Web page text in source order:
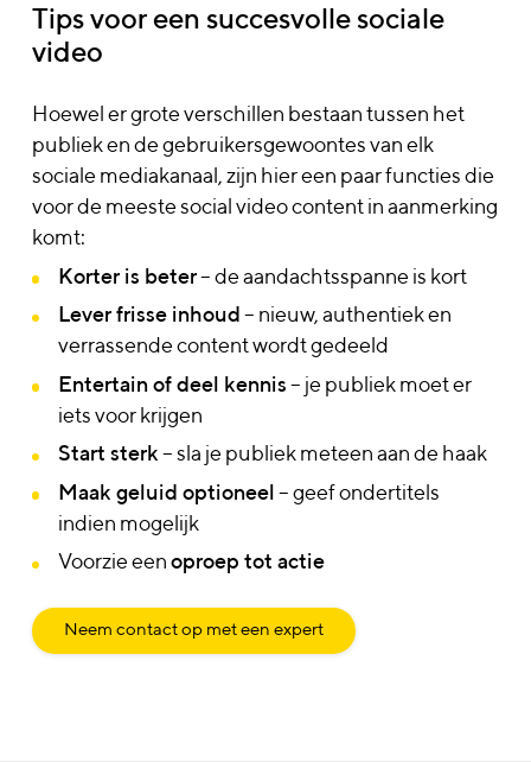
Tips voor een succesvolle sociale
video
Hoewel er grote verschillen bestaan tussen het
publiek en de gebruikersgewoontes van elk
sociale mediakanaal, zijn hier een paar functies die
voor de meeste social video content in aanmerking
komt:
Korter is beter– de aandachtsspanne is kort
Lever frisse inhoud– nieuw, authentiek en
verrassende content wordt gedeeld
Entertain of deel kennis– je publiek moet er
iets voor krijgen
Start sterk– sla je publiek meteen aan de haak
Maak geluid optioneel– geef ondertitels
indien mogelijk
Voorzie eenoproep tot actie
Neem contact op met een expert